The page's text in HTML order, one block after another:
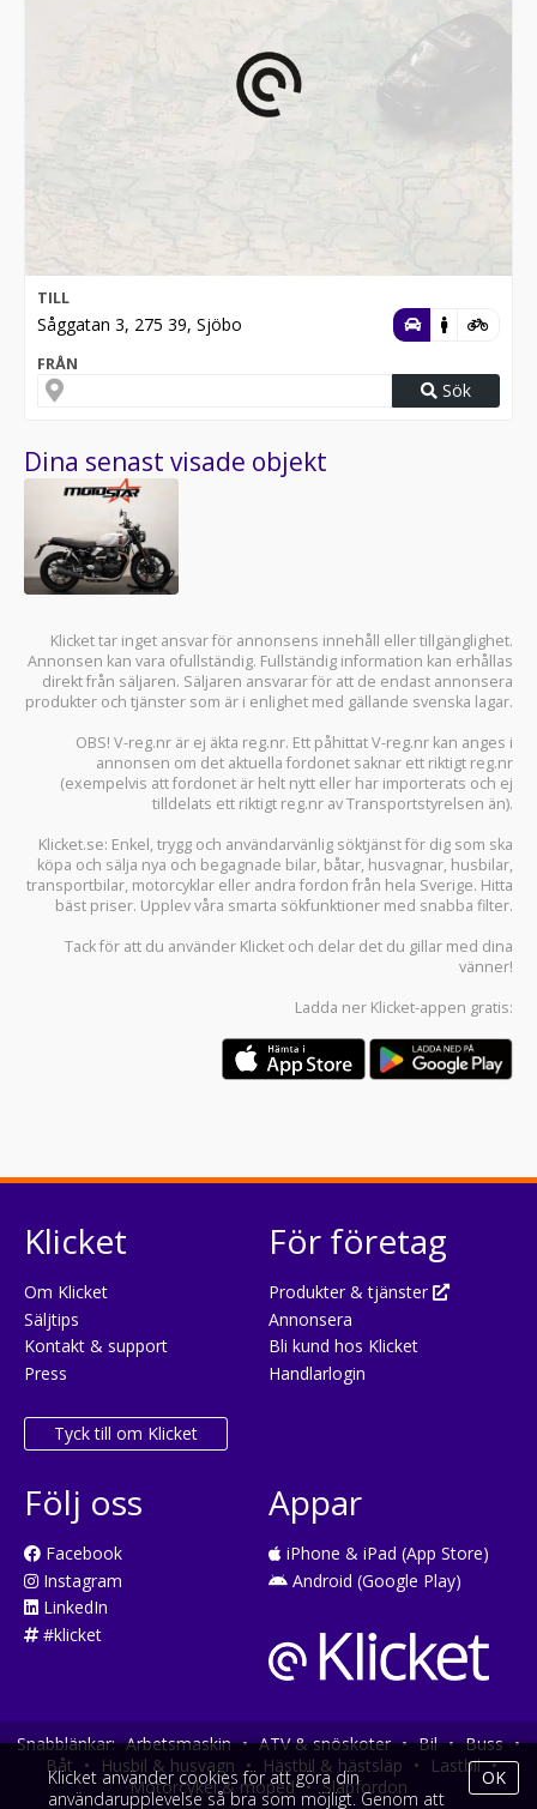
TILL
Såggatan 3, 275 39, Sjöbo
FRÅN
Sök
Dina senast visade objekt
Klicket tar inget ansvar för annonsens innehåll eller tillgänglighet.
Annonsen kan vara ofullständig. Fullständig information kan erhållas
direkt från säljaren. Säljaren ansvarar för att de endast annonsera
produkter och tjänster som är i enlighet med gällande svenska lagar.
OBS! V-reg.nr är ej äkta reg.nr. Ett påhittat V-reg.nr kan anges i
annonsen om det aktuella fordonet saknar ett riktigt reg.nr
(exempelvis att fordonet är helt nytt eller har importerats och ej
tilldelats ett riktigt reg.nr av Transportstyrelsen än).
Klicket.se: Enkel, trygg och användarvänlig söktjänst för dig som ska
köpa och sälja nya och begagnade bilar, båtar, husvagnar, husbilar,
transportbilar, motorcyklar eller andra fordon från hela Sverige. Hitta
bäst priser. Upplev våra smarta sökfunktioner med snabba filter.
Tack för att du använder Klicket och delar det du gillar med dina
vänner!
Ladda ner Klicket-appen gratis:
Klicket
Om Klicket
Säljtips
Kontakt & support
Press
Tyck till om Klicket
För företag
Produkter & tjänster
Annonsera
Bli kund hos Klicket
Handlarlogin
Följ oss
Facebook
Instagram
LinkedIn
#klicket
Appar
iPhone & iPad (App Store)
Android (Google Play)
Snabblänkar: Arbetsmaskin • ATV & snöskoter • Bil • Buss •
Båt • Husbil & husvagn • Hästbil & hästsläp • Lastbil •
Motorcykel & moped • Släpfordon
Klicket använder cookies för att göra din
användarupplevelse så bra som möjligt. Genom att
OK